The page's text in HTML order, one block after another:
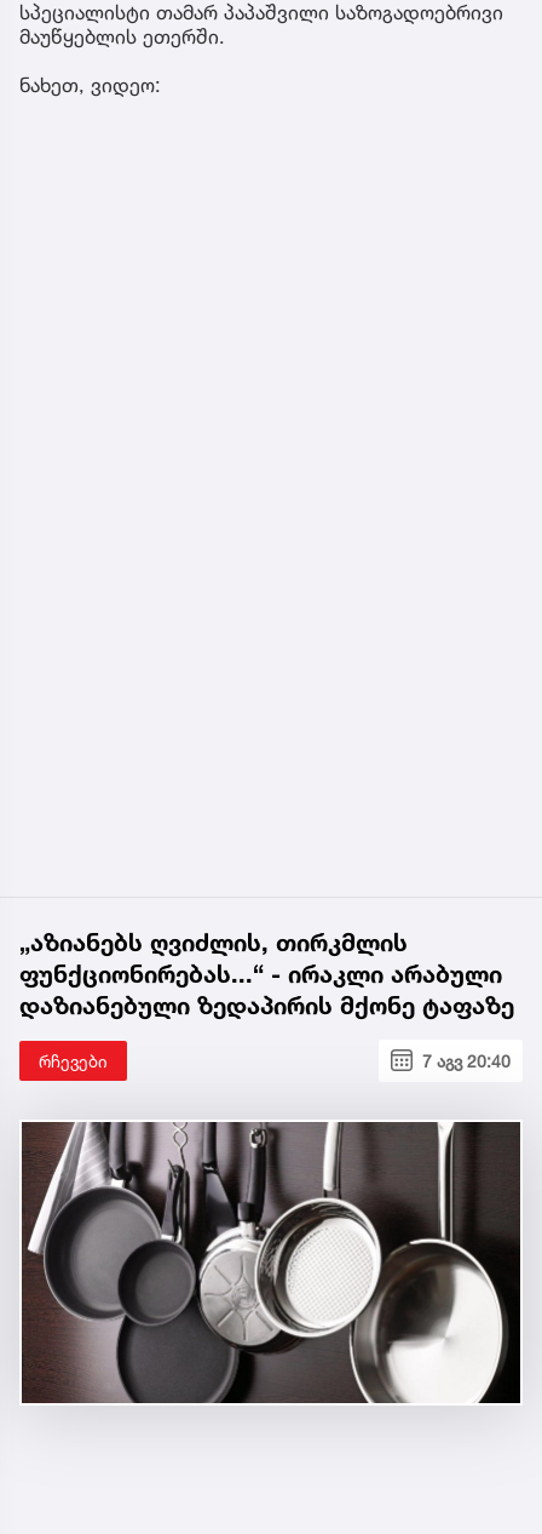
სპეციალისტი თამარ პაპაშვილი საზოგადოებრივი
მაუწყებლის ეთერში.
ნახეთ, ვიდეო:
„აზიანებს ღვიძლის, თირკმლის
ფუნქციონირებას...“ - ირაკლი არაბული
დაზიანებული ზედაპირის მქონე ტაფაზე
რჩევები 7 აგვ 20:40